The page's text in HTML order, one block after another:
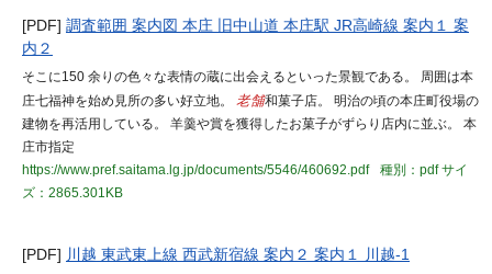
[PDF] 調査範囲 案内図 本庄 旧中山道 本庄駅 JR高崎線 案内１ 案
内２
そこに150 余りの色々な表情の蔵に出会えるといった景観である。 周囲は本
庄七福神を始め見所の多い好立地。 老舗和菓子店。 明治の頃の本庄町役場の
建物を再活用している。 羊羹や賞を獲得したお菓子がずらり店内に並ぶ。 本
庄市指定
https://www.pref.saitama.lg.jp/documents/5546/460692.pdf
種別：pdfサイ
ズ：2865.301KB
[PDF] 川越 東武東上線 西武新宿線 案内２ 案内１ 川越-1